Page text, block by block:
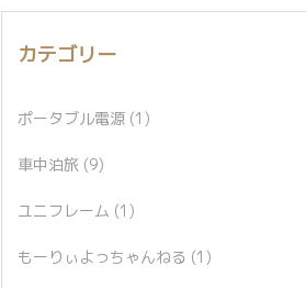
カテゴリー
ポータブル電源 (1)
車中泊旅 (9)
ユニフレーム (1)
もーりぃよっちゃんねる (1)